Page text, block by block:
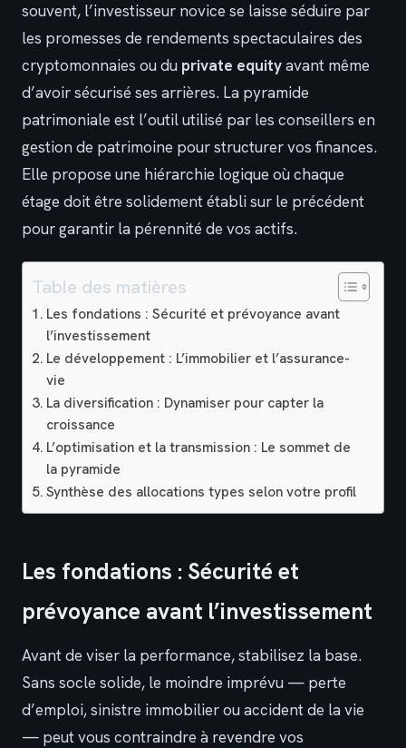
souvent, l’investisseur novice se laisse séduire par
les promesses de rendements spectaculaires des
cryptomonnaies ou du private equityavant même
d’avoir sécurisé ses arrières. La pyramide
patrimoniale est l’outil utilisé par les conseillers en
gestion de patrimoine pour structurer vos finances.
Elle propose une hiérarchie logique où chaque
étage doit être solidement établi sur le précédent
pour garantir la pérennité de vos actifs.
Table des matières
Les fondations : Sécurité et prévoyance avant
l’investissement
Le développement : L’immobilier et l’assurance-
vie
La diversification : Dynamiser pour capter la
croissance
L’optimisation et la transmission : Le sommet de
la pyramide
Synthèse des allocations types selon votre profil
Les fondations : Sécurité et
prévoyance avant l’investissement
Avant de viser la performance, stabilisez la base.
Sans socle solide, le moindre imprévu — perte
d’emploi, sinistre immobilier ou accident de la vie
— peut vous contraindre à revendre vos